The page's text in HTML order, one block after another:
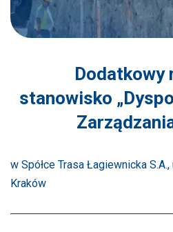
Dodatkowy
stanowisko
w Spółce Trasa Łagiewnicka
Kraków